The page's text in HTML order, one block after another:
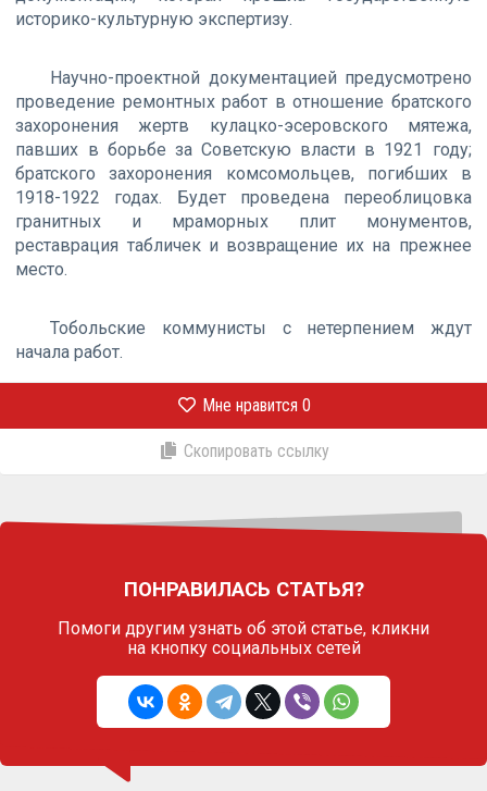
историко-культурную экспертизу.
Научно-проектной документацией предусмотрено
проведение ремонтных работ в отношение братского
захоронения жертв кулацко-эсеровского мятежа,
павших в борьбе за Советскую власти в 1921 году;
братского захоронения комсомольцев, погибших в
1918-1922 годах. Будет проведена переоблицовка
гранитных и мраморных плит монументов,
реставрация табличек и возвращение их на прежнее
место.
Тобольские коммунисты с нетерпением ждут
начала работ.
Мне нравится 0
Скопировать ссылку
ПОНРАВИЛАСЬ СТАТЬЯ?
Помоги другим узнать об этой статье, кликни
на кнопку социальных сетей